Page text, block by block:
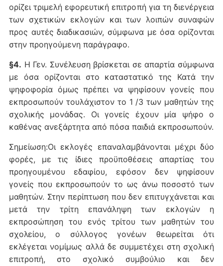
ορίζει τριμελή εφορευτική επιτροπή για τη διενέργεια
των σχετικών εκλογών και των λοιπών συναφών
προς αυτές διαδικασιών, σύμφωνα με όσα ορίζονται
στην προηγούμενη παράγραφο.
§4. Η Γεν. Συνέλευση βρίσκεται σε απαρτία σύμφωνα
με όσα ορίζονται στο καταστατικό της Κατά την
ψηφοφορία όμως πρέπει να ψηφίσουν γονείς που
εκπροσωπούν τουλάχιστον το 1 /3 των μαθητών της
σχολικής μονάδας. Οι γονείς έχουν μία ψήφο o
καθένας ανεξάρτητα από πόσα παιδιά εκπροσωπούν.
Σημείωση:Οι εκλογές επαναλαμβάνονται μέχρι δύο
φορές, με τις ίδιες προϋποθέσεις απαρτίας του
προηγουμένου εδαφίου, εφόσον δεν ψηφίσουν
γονείς που εκπροσωπούν το ως άνω ποσοστό των
μαθητών. Στην περίπτωση που δεν επιτυγχάνεται και
μετά την τρίτη επανάληψη των εκλογών η
εκπροσώπηση του ενός τρίτου των μαθητών του
σχολείου, ο σύλλογος γονέων θεωρείται ότι
εκλέγεται νομίμως αλλά δε συμμετέχει στη σχολική
επιτροπή, στο σχολικό συμβούλιο και δεν